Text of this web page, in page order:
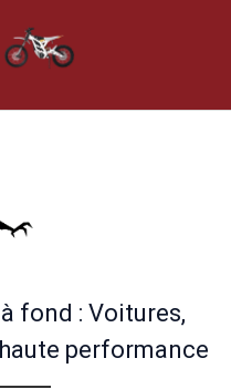
fond : Voitures,
performance